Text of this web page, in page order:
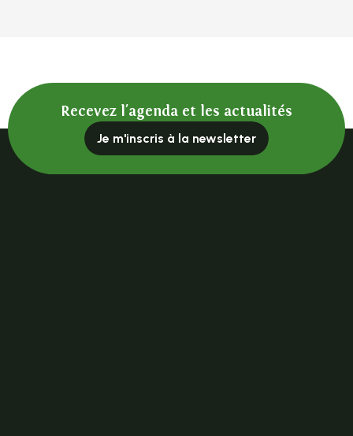
Recevez l'agenda et les actualités
Je m'inscris à la newsletter